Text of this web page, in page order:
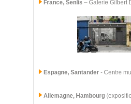
France, Senlis – Galerie Gilbert
Espagne, Santander - Centre
Allemagne, Hambourg